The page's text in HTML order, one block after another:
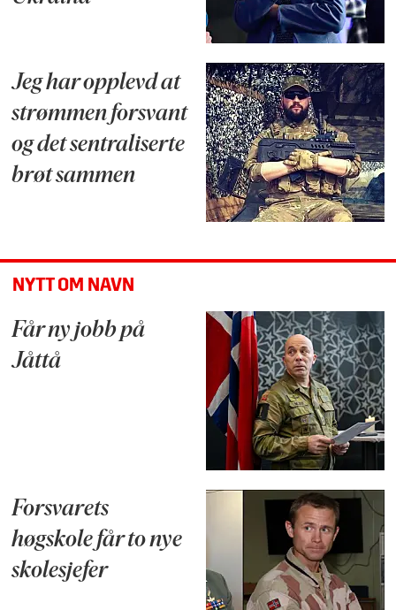
Jeg har opplevd at
strømmen forsvant
og det sentraliserte
brøt sammen
NYTT OM NAVN
Får ny jobb på
Jåttå
Forsvarets
høgskole får to nye
skolesjefer